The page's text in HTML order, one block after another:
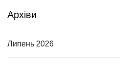
Архіви
Липень 2026